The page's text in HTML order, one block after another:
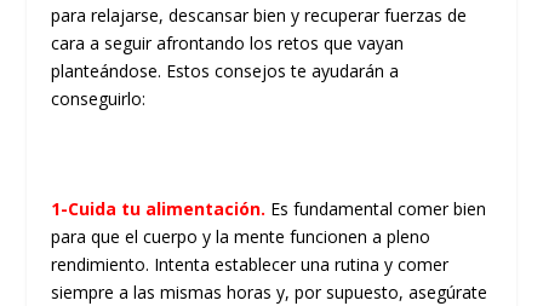
para relajarse, descansar bien y recuperar fuerzas de
cara a seguir afrontando los retos que vayan
planteándose. Estos consejos te ayudarán a
conseguirlo:
1-Cuida tu alimentación. Es fundamental comer bien
para que el cuerpo y la mente funcionen a pleno
rendimiento. Intenta establecer una rutina y comer
siempre a las mismas horas y, por supuesto, asegúrate